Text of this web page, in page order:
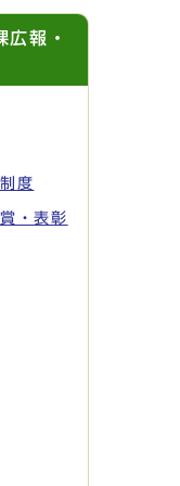
広報・
度
・表彰